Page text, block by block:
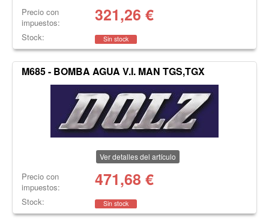
Precio con
impuestos:
321,26 €
Stock: Sin stock
M685 - BOMBA AGUA V.I. MAN TGS,TGX
Ver detalles del artículo
Precio con
impuestos:
471,68 €
Stock: Sin stock